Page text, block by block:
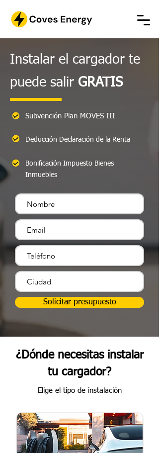
Instalar el cargador te
puede salir GRATIS
Subvención Plan MOVES III
Deducción Declaración de la Renta
Bonificación Impuesto Bienes
Inmuebles
Solicitar presupuesto
¿Dónde necesitas instalar
tu cargador?
Elige el tipo de instalación